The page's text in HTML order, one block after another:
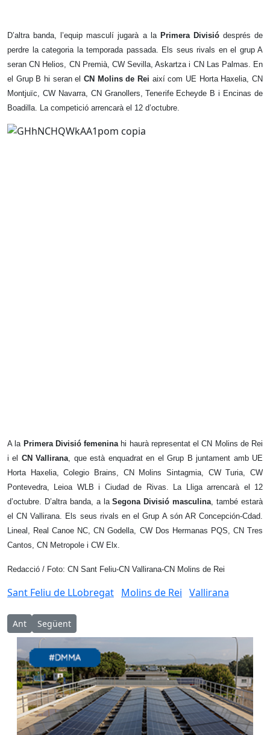
D’altra banda, l’equip masculí jugarà a la Primera Divisiódesprés de
perdre la categoria la temporada passada. Els seus rivals en el grup A
seran CN Helios, CN Premià, CW Sevilla, Askartza i CN Las Palmas. En
el Grup B hi seran el CN Molins de Rei així com UE Horta Haxelia, CN
Montjuïc, CW Navarra, CN Granollers, Tenerife Echeyde B i Encinas de
Boadilla. La competició arrencarà el 12 d’octubre.
A la Primera Divisió femeninahi haurà representat el CN Molins de Rei
i el CN Vallirana, que està enquadrat en el Grup B juntament amb UE
Horta Haxelia, Colegio Brains, CN Molins Sintagmia, CW Turia, CW
Pontevedra, Leioa WLB i Ciudad de Rivas. La Lliga arrencarà el 12
d’octubre. D’altra banda, a laSegona Divisió masculina, també estarà
el CN Vallirana. Els seus rivals en el Grup A són AR Concepción-Cdad.
Lineal, Real Canoe NC, CN Godella, CW Dos Hermanas PQS, CN Tres
Cantos, CN Metropole i CW Elx.
Redacció / Foto: CN Sant Feliu-CN Vallirana-CN Molins de Rei
Sant Feliu de LLobregat Molins de Rei Vallirana
Article anterior: L’FC Levante Las Planas, de Sant Joan Despí a
Ant Article següent: Collbató acollirà el pròxim Campionat
Següent